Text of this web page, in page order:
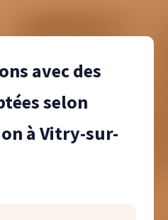
avec des
selon
à Vitry-sur-